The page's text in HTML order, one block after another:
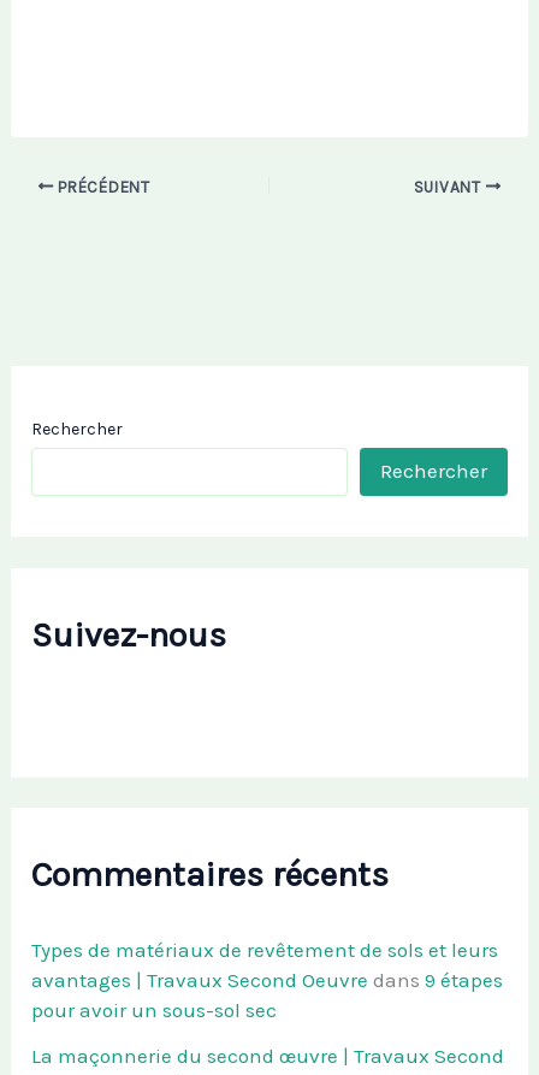
PRÉCÉDENT SUIVANT
Rechercher
Rechercher
Suivez-nous
Commentaires récents
Types de matériaux de revêtement de sols et leurs
avantages | Travaux Second Oeuvre dans9 étapes
pour avoir un sous-sol sec
La maçonnerie du second œuvre | Travaux Second